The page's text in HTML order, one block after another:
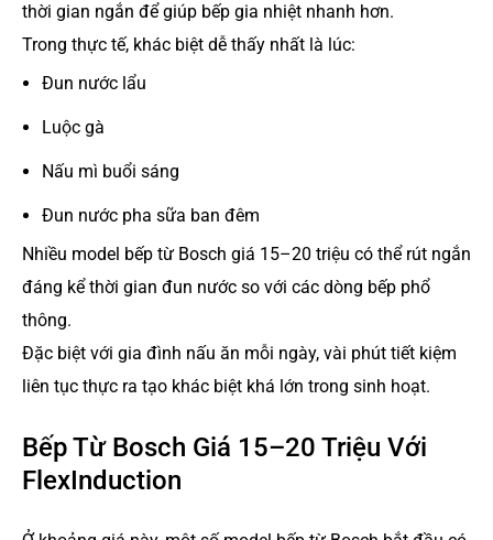
thời gian ngắn để giúp bếp gia nhiệt nhanh hơn.
Trong thực tế, khác biệt dễ thấy nhất là lúc:
Đun nước lẩu
Luộc gà
Nấu mì buổi sáng
Đun nước pha sữa ban đêm
Nhiều model bếp từ Bosch giá 15–20 triệu có thể rút ngắn
đáng kể thời gian đun nước so với các dòng bếp phổ
thông.
Đặc biệt với gia đình nấu ăn mỗi ngày, vài phút tiết kiệm
liên tục thực ra tạo khác biệt khá lớn trong sinh hoạt.
Bếp Từ Bosch Giá 15–20 Triệu Với
FlexInduction